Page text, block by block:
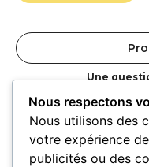
Une
Nous respectons
Nous utilisons des
votre expérience
publicités ou des